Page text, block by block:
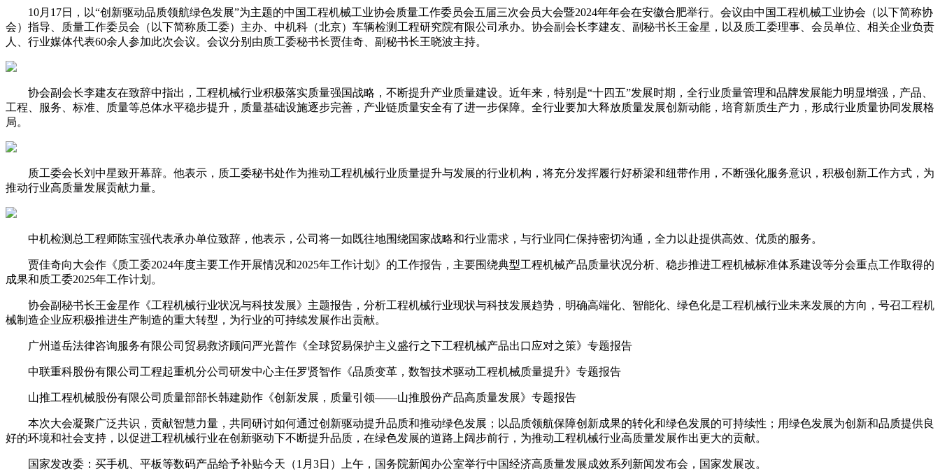
10月17日，以“创新驱动品质领航绿色发展”为主题的中国工程机械工业协会质量工作委员会五届三次会员大会暨2024年年会在安徽合肥举行。会议由中国工程机械工业协会（以下简称协
会）指导、质量工作委员会（以下简称质工委）主办、中机科（北京）车辆检测工程研究院有限公司承办。协会副会长李建友、副秘书长王金星，以及质工委理事、会员单位、相关企业负责
人、行业媒体代表60余人参加此次会议。会议分别由质工委秘书长贾佳奇、副秘书长王晓波主持。
协会副会长李建友在致辞中指出，工程机械行业积极落实质量强国战略，不断提升产业质量建设。近年来，特别是“十四五”发展时期，全行业质量管理和品牌发展能力明显增强，产品、
工程、服务、标准、质量等总体水平稳步提升，质量基础设施逐步完善，产业链质量安全有了进一步保障。全行业要加大释放质量发展创新动能，培育新质生产力，形成行业质量协同发展格
局。
质工委会长刘中星致开幕辞。他表示，质工委秘书处作为推动工程机械行业质量提升与发展的行业机构，将充分发挥履行好桥梁和纽带作用，不断强化服务意识，积极创新工作方式，为
推动行业高质量发展贡献力量。
中机检测总工程师陈宝强代表承办单位致辞，他表示，公司将一如既往地围绕国家战略和行业需求，与行业同仁保持密切沟通，全力以赴提供高效、优质的服务。
贾佳奇向大会作《质工委2024年度主要工作开展情况和2025年工作计划》的工作报告，主要围绕典型工程机械产品质量状况分析、稳步推进工程机械标准体系建设等分会重点工作取得的
成果和质工委2025年工作计划。
协会副秘书长王金星作《工程机械行业状况与科技发展》主题报告，分析工程机械行业现状与科技发展趋势，明确高端化、智能化、绿色化是工程机械行业未来发展的方向，号召工程机
械制造企业应积极推进生产制造的重大转型，为行业的可持续发展作出贡献。
广州道岳法律咨询服务有限公司贸易救济顾问严光普作《全球贸易保护主义盛行之下工程机械产品出口应对之策》专题报告
中联重科股份有限公司工程起重机分公司研发中心主任罗贤智作《品质变革，数智技术驱动工程机械质量提升》专题报告
山推工程机械股份有限公司质量部部长韩建勋作《创新发展，质量引领——山推股份产品高质量发展》专题报告
本次大会凝聚广泛共识，贡献智慧力量，共同研讨如何通过创新驱动提升品质和推动绿色发展；以品质领航保障创新成果的转化和绿色发展的可持续性；用绿色发展为创新和品质提供良
好的环境和社会支持，以促进工程机械行业在创新驱动下不断提升品质，在绿色发展的道路上阔步前行，为推动工程机械行业高质量发展作出更大的贡献。
国家发改委：买手机、平板等数码产品给予补贴今天（1月3日）上午，国务院新闻办公室举行中国经济高质量发展成效系列新闻发布会，国家发展改。